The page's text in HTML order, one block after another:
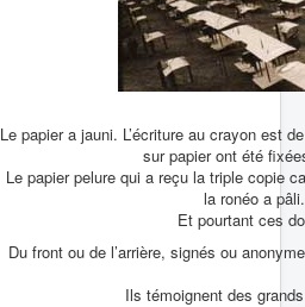
Le papier a jauni. L’écriture au crayon est
sur papier ont été
Le papier pelure qui a reçu la triple copie
la ronéo a
Et pourtant ces
Du front ou de l’arrière, signés ou
Ils témoignent des